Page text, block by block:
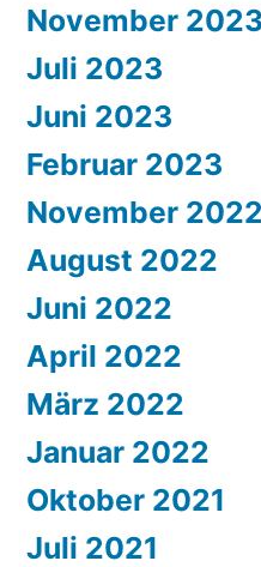
November 2023
Juli 2023
Juni 2023
Februar 2023
November 2022
August 2022
Juni 2022
April 2022
März 2022
Januar 2022
Oktober 2021
Juli 2021